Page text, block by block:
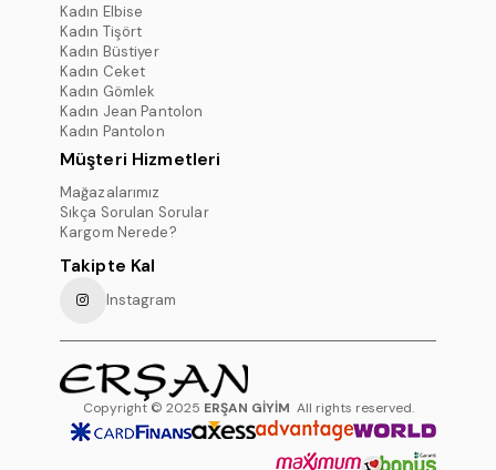
Kadın Elbise
Kadın Tişört
Kadın Büstiyer
Kadın Ceket
Kadın Gömlek
Kadın Jean Pantolon
Kadın Pantolon
Müşteri Hizmetleri
Mağazalarımız
Sıkça Sorulan Sorular
Kargom Nerede?
Takipte Kal
Instagram
Copyright © 2025 ERŞAN GİYİM All rights reserved.